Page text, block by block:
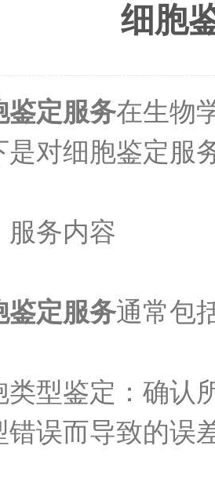
细胞
鉴定服务在生物
是对细胞鉴定服
务内容
鉴定服务通常包
鉴定：确认所
错误而导致的误